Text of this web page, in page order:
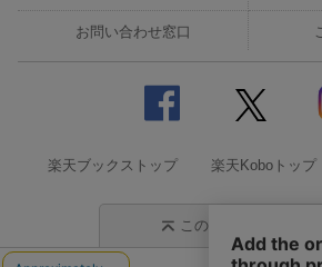
お問い合わせ窓口
楽天ブックストップ 楽天Koboトップ
このページの先頭に戻